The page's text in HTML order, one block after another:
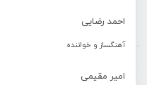
احمد رضایی
آهنگساز و خواننده
امیر مقیمی